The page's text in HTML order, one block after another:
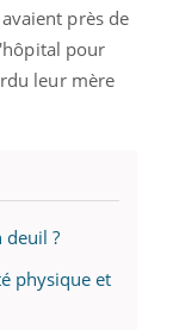
près de
pour
leur mère
deuil ?
physique et